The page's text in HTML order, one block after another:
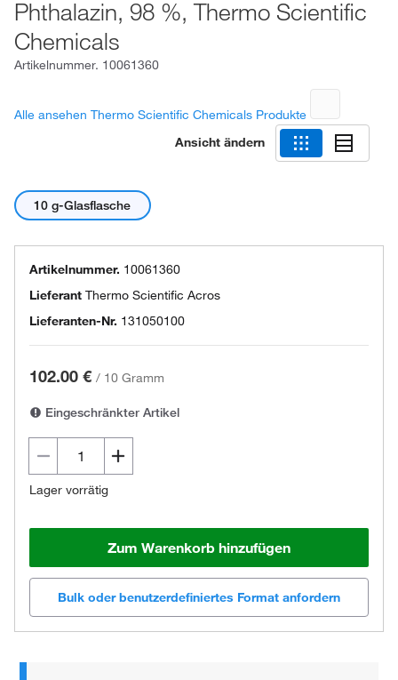
Phthalazin, 98 %, Thermo Scientific
Chemicals
Artikelnummer. 10061360
Alle ansehen Thermo Scientific Chemicals Produkte
Ansicht ändern
10 g-Glasflasche
Artikelnummer. 10061360
Lieferant Thermo Scientific Acros
Lieferanten-Nr. 131050100
102.00 € / 10 Gramm
Eingeschränkter Artikel
Lager vorrätig
Zum Warenkorb hinzufügen
Bulk oder benutzerdefiniertes Format anfordern